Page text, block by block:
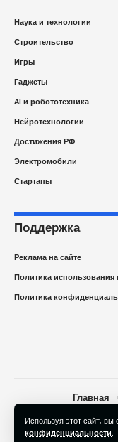
Используя этот сайт, вы
конфиденциальности
Наука и технологии
Строительство
Игры
Гаджеты
AI и робототехника
Нейротехнологии
Достижения РФ
Электромобили
Стартапы
Поддержка
Реклама на сайте
Политика использования
Политика
© 2025 Newspape.ru
Главная